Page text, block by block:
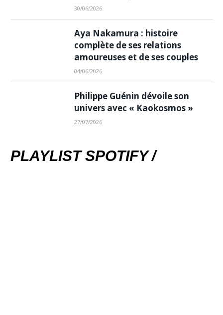
30/06/2026
Aya Nakamura : histoire
complète de ses relations
amoureuses et de ses couples
04/06/2026
Philippe Guénin dévoile son
univers avec « Kaokosmos »
27/07/2026
PLAYLIST SPOTIFY /